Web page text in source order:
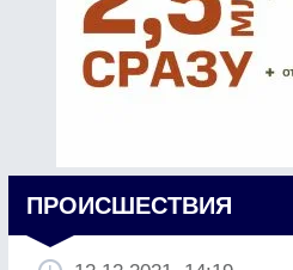
ПРОИСШЕСТВИЯ